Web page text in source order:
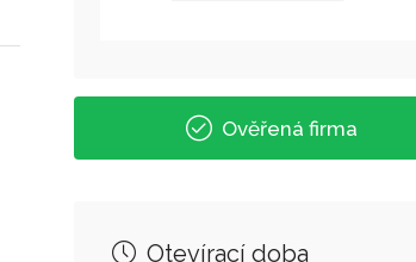
Ověřená firma
Otevírací doba